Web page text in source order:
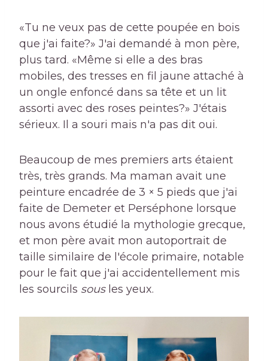
«Tu ne veux pas de cette poupée en bois
que j'ai faite?» J'ai demandé à mon père,
plus tard. «Même si elle a des bras
mobiles, des tresses en fil jaune attaché à
un ongle enfoncé dans sa tête et un lit
assorti avec des roses peintes?» J'étais
sérieux. Il a souri mais n'a pas dit oui.
Beaucoup de mes premiers arts étaient
très, très grands. Ma maman avait une
peinture encadrée de 3 × 5 pieds que j'ai
faite de Demeter et Perséphone lorsque
nous avons étudié la mythologie grecque,
et mon père avait mon autoportrait de
taille similaire de l'école primaire, notable
pour le fait que j'ai accidentellement mis
les sourcils sousles yeux.